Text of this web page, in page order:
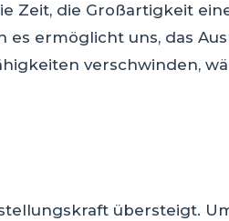
Zeit, die Großartigkeit
es ermöglicht uns, das
verschwinden,
übersteigt.